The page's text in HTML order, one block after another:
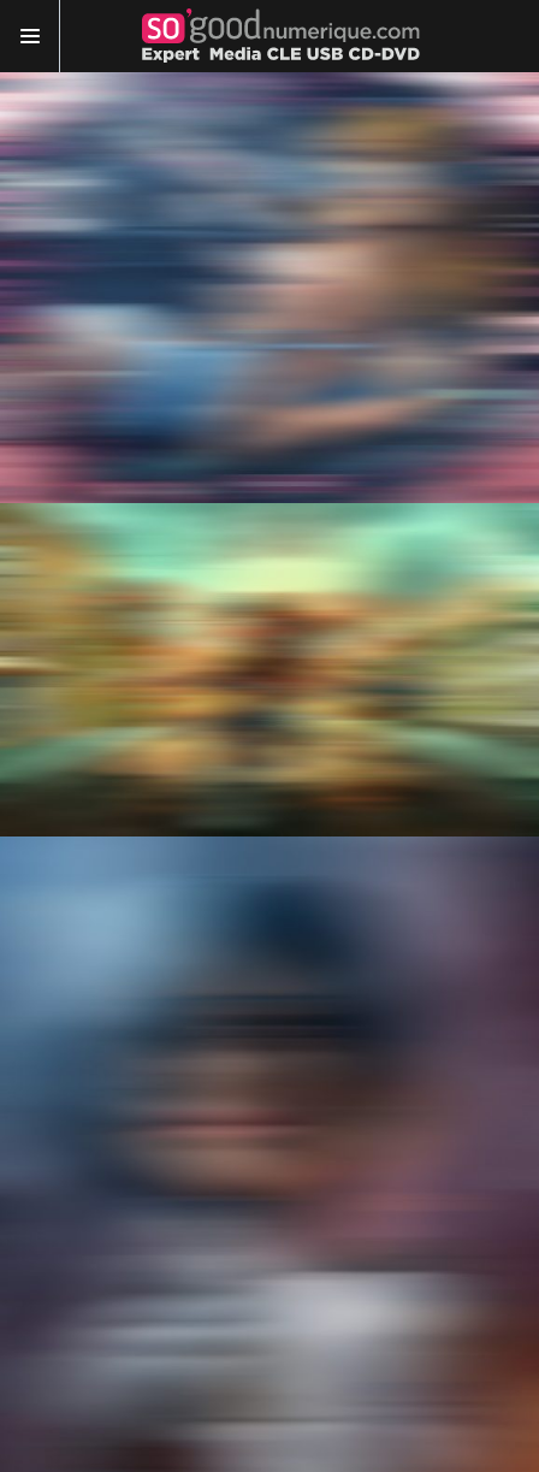
ILLUSTRATION
RACING GAMES
PAINTING
REI AYANAMI